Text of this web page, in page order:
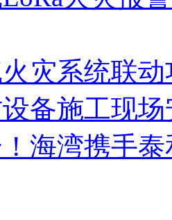
灾系统联
备施工现
海湾携手